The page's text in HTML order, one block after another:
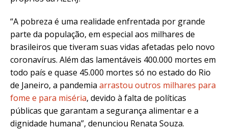
“A pobreza é uma realidade enfrentada por grande
parte da população, em especial aos milhares de
brasileiros que tiveram suas vidas afetadas pelo novo
coronavírus. Além das lamentáveis 400.000 mortes em
todo país e quase 45.000 mortes só no estado do Rio
de Janeiro, a pandemia arrastou outros milhares para
fome e para miséria, devido à falta de políticas
públicas que garantam a segurança alimentar e a
dignidade humana”, denunciou Renata Souza.